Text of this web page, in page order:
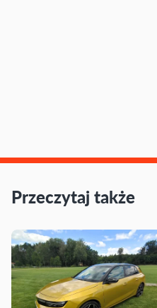
Przeczytaj także